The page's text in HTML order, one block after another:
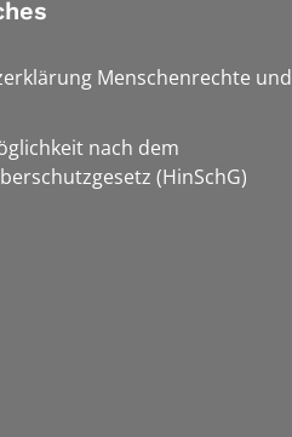
Menschenrechte und
nach dem
(HinSchG)